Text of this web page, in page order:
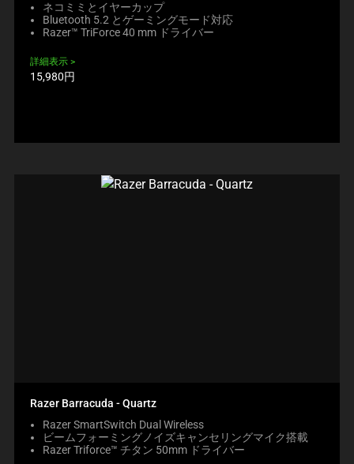
ネコミミとイヤーカップ
Bluetooth 5.2 とゲーミングモード対応
Razer™ TriForce 40 mm ドライバー
詳細表示
製
15,980円
Razer Barracuda - Quartz
Razer SmartSwitch Dual Wireless
ビームフォーミングノイズキャンセリングマイク搭載
Razer Triforce™ チタン 50mm ドライバー